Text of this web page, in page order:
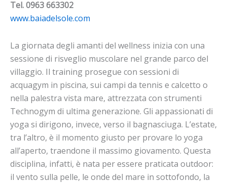
Tel. 0963 663302
www.baiadelsole.com
La giornata degli amanti del wellness inizia con una
sessione di risveglio muscolare nel grande parco del
villaggio. Il training prosegue con sessioni di
acquagym in piscina, sui campi da tennis e calcetto o
nella palestra vista mare, attrezzata con strumenti
Technogym di ultima generazione. Gli appassionati di
yoga si dirigono, invece, verso il bagnasciuga. L’estate,
tra l’altro, è il momento giusto per provare lo yoga
all’aperto, traendone il massimo giovamento. Questa
disciplina, infatti, è nata per essere praticata outdoor:
il vento sulla pelle, le onde del mare in sottofondo, la